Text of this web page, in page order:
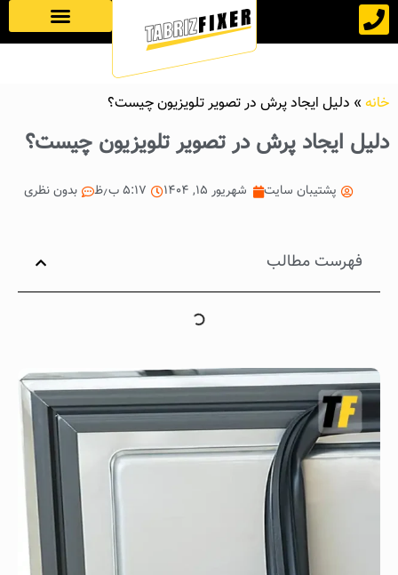
خانه» دلیل ایجاد پرش در تصویر تلویزیون چیست؟
دلیل ایجاد پرش در تصویر تلویزیون چیست؟
پشتیبان سایت شهریور ۱۵, ۱۴۰۴ ۵:۱۷ ب٫ظ بدون نظری
فهرست مطالب